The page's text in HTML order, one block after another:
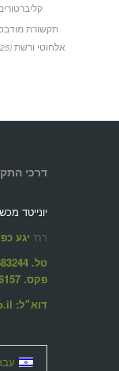
אלחוטי ורשת (25)
דרכי
יונייטד
רח' יגע כפיים 1
טל. 03-6883244
פקס. 03-5376157
דוא״ל: info@united.co.il